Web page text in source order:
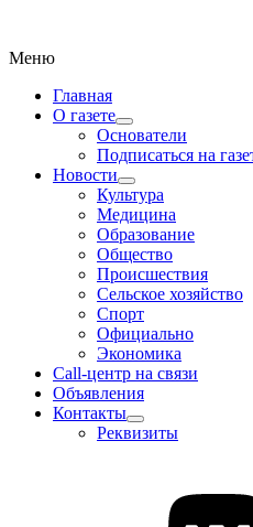
Меню
Главная
О газете
Основатели
Подписаться на
Новости
Культура
Медицина
Образование
Общество
Происшествия
Сельское хозяйство
Спорт
Официально
Экономика
Call-центр на связи
Объявления
Контакты
Реквизиты